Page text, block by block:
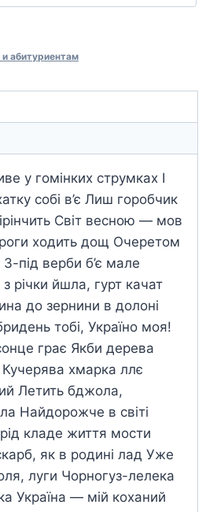
абитуриентам
у гомінких струмках І
собі в’є Лиш горобчик
Світ весною — мов
ходить дощ Очеретом
під верби б’є мале
річки йшла, гурт качат
до зернини в долоні
тобі, Україно моя!
грає Якби дерева
Кучерява хмарка ллє
Летить бджола,
Найдорожче в світі
кладе життя мости
як в родині лад Уже
луги Чорногуз-лелека
Україна — мій коханий